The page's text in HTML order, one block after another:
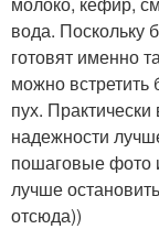
вода. Поскольку
готовят именно
можно встретить
пух.
надежности
пошаговые фото
лучше
отсюда))